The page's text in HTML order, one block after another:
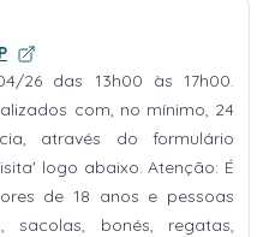
26 das 13h00 às 17h00.
com, no mínimo, 24
através do formulário
logo abaixo. Atenção: É
de 18 anos e pessoas
sacolas, bonés, regatas,